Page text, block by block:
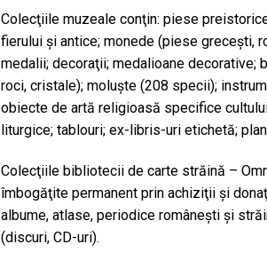
Colecţiile muzeale conţin: piese
fierului şi antice; monede (piese greceşti,
medalii; decoraţii; medalioane decorative;
roci, cristale); moluşte (208 specii);
obiecte de artă religioasă specifice
liturgice; tablouri; ex-libris-uri etichetă;
Colecţiile bibliotecii de carte străină –
îmbogăţite permanent prin achiziţii şi
albume, atlase, periodice româneşti şi
(discuri, CD-uri).